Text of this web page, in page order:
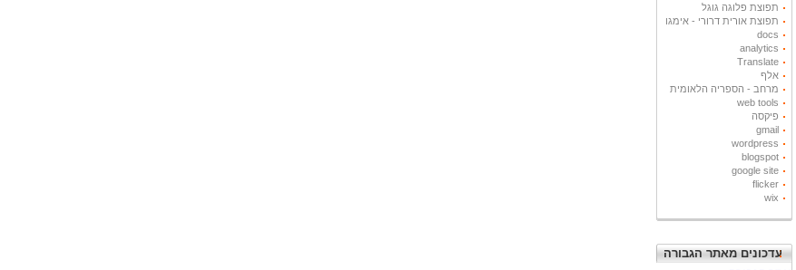
תפוצת פלוגה גוגל
תפוצת אורית דרורי - אימגו
docs
analytics
Translate
אלף
מרחב - הספריה הלאומית
web tools
פיקסה
gmail
wordpress
blogspot
google site
flicker
wix
עדכונים מאתר הגבורה